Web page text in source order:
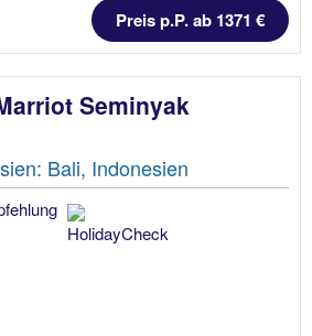
Preis p.P. ab 1371 €
Seminyak
Bali, Indonesien